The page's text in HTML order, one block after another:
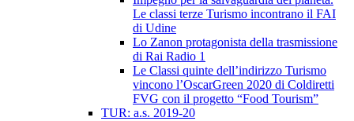
Le classi terze Turismo incontrano il FAI
di Udine
Lo Zanon protagonista della trasmissione
di Rai Radio 1
Le Classi quinte dell’indirizzo Turismo
vincono l’OscarGreen 2020 di Coldiretti
FVG con il progetto “Food Tourism”
TUR: a.s. 2019-20